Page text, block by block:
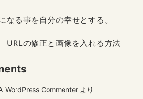
なる事を自分の幸せとする。
URLの修正と画像を入れる方法
WordPress Commenter より